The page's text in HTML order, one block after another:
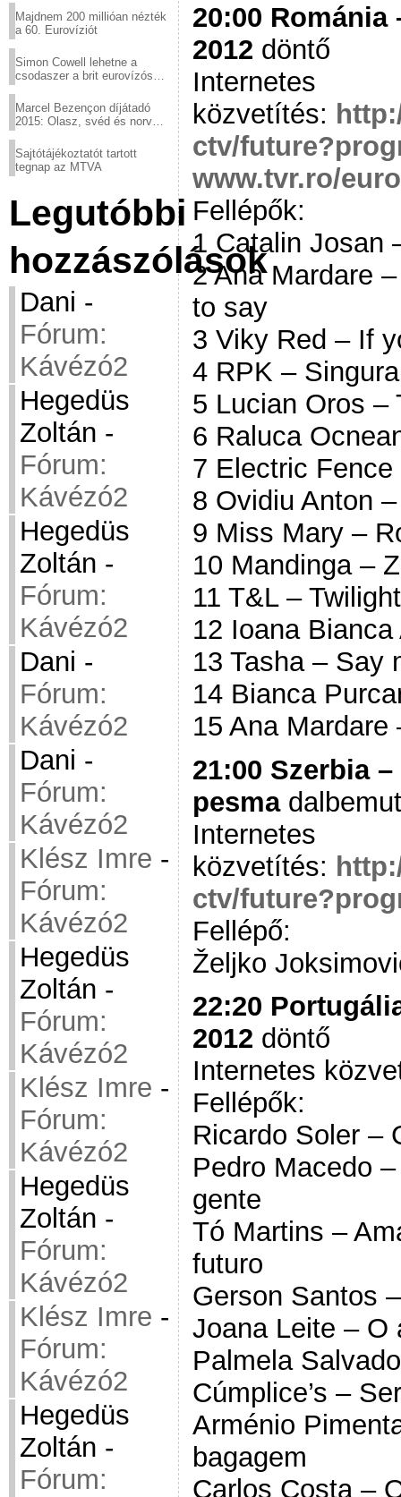
Majdnem 200 millióan nézték
a 60. Eurovíziót
Simon Cowell lehetne a
csodaszer a brit eurovízós
Marcel Bezençon díjátadó
2015: Olasz, svéd és norvég
Sajtótájékoztatót tartott
tegnap az MTVA
Legutóbbi
hozzászólások
Dani -
Fórum:
Kávézó2
Hegedüs
Zoltán -
Fórum:
Kávézó2
Hegedüs
Zoltán -
Fórum:
Kávézó2
Dani -
Fórum:
Kávézó2
Dani -
Fórum:
Kávézó2
Klész Imre -
Fórum:
Kávézó2
Hegedüs
Zoltán -
Fórum:
Kávézó2
Klész Imre -
Fórum:
Kávézó2
Hegedüs
Zoltán -
Fórum:
Kávézó2
Klész Imre -
Fórum:
Kávézó2
Hegedüs
Zoltán -
Fórum:
20:00 Románia
2012 döntő
Internetes
közvetítés:
ctv/
www.tvr.ro/
Fellépők:
1 Catalin Josan
2 Ana Mardare
to say
3 Viky Red – If
4 RPK –
5 Lucian Oros –
6 Raluca
7 Electric
8 Ovidiu Anton
9 Miss Mary –
10 Mandinga –
11 T&L – Twilight
12 Ioana Bianca
13 Tasha – Say
14 Bianca
15 Ana
21:00 Szerbia
pesma
Internetes
közvetítés:
ctv/
Fellépő:
Željko
22:20
2012 döntő
Internetes
Fellépők:
Ricardo Soler –
Pedro Macedo
gente
Tó Martins –
futuro
Gerson Santos
Joana Leite – O
Palmela
Cúmplice’s –
Arménio
bagagem
Carlos Costa –